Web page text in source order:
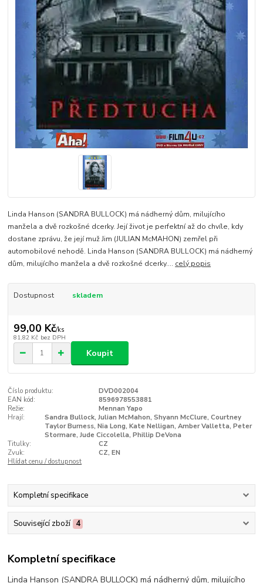
Linda Hanson (SANDRA BULLOCK) má nádherný dům, milujícího
manžela a dvě rozkošné dcerky. Její život je perfektní až do chvíle, kdy
dostane zprávu, že její muž Jim (JULIAN McMAHON) zemřel při
automobilové nehodě. Linda Hanson (SANDRA BULLOCK) má nádherný
dům, milujícího manžela a dvě rozkošné dcerky.... celý popis
Dostupnost skladem
99,00 Kč/ks
81,82 Kč bez DPH
Koupit
Číslo produktu:
DVD002004
EAN kód:
8596978553881
Režie:
Mennan Yapo
Hrají:
Sandra Bullock, Julian McMahon, Shyann McClure, Courtney
Taylor Burness, Nia Long, Kate Nelligan, Amber Valletta, Peter
Stormare, Jude Ciccolella, Phillip DeVona
Titulky:
CZ
Zvuk:
CZ, EN
Hlídat cenu / dostupnost
Kompletní specifikace
Související zboží 4
Kompletní specifikace
Linda Hanson (SANDRA BULLOCK) má nádherný dům, milujícího